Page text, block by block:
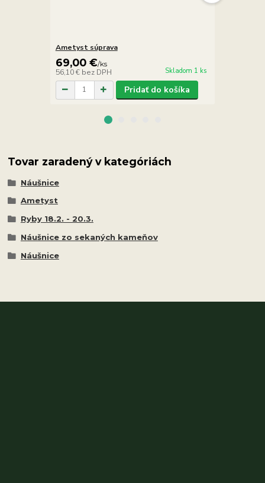
Ametyst súprava
69,00 €/ks
56,10 € bez DPH Skladom 1 ks
Pridať do košíka
Tovar zaradený v kategóriách
Náušnice
Ametyst
Ryby 18.2. - 20.3.
Náušnice zo sekaných kameňov
Náušnice